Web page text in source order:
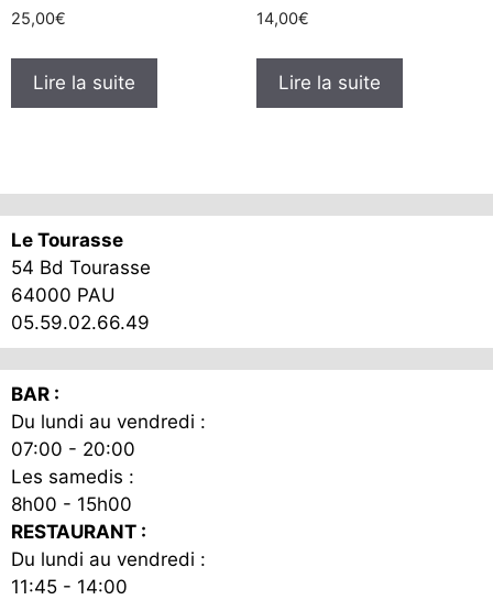
25,00€
Lire la suite
14,00€
Lire la suite
Le Tourasse
54 Bd Tourasse
64000 PAU
05.59.02.66.49
BAR :
Du lundi au vendredi :
07:00 - 20:00
Les samedis :
8h00 - 15h00
RESTAURANT :
Du lundi au vendredi :
11:45 - 14:00